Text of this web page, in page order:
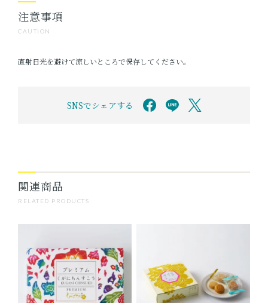
CAUTION
注意事項
直射日光を避けて涼しいところで保存してください。
SNSでシェアする
RELATED PRODUCTS
関連商品